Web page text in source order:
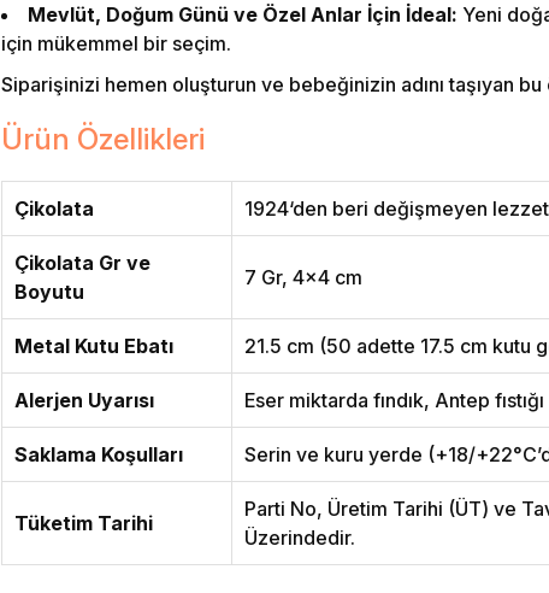
Mevlüt, Doğum Günü ve Özel Anlar İçin İdeal: Yeni
için mükemmel bir seçim.
Siparişinizi hemen oluşturun ve bebeğinizin adını taşıyan
Ürün Özellikleri
Çikolata 1924‘den beri değişmeyen
Çikolata Gr ve
Boyutu
7 Gr, 4x4 cm
Metal Kutu Ebatı 21.5 cm (50 adette 17.5 cm kutu
Alerjen Uyarısı Eser miktarda fındık, Antep
Saklama Koşulları Serin ve kuru yerde (+18/
Tüketim Tarihi
Parti No, Üretim Tarihi (ÜT) ve
Üzerindedir.